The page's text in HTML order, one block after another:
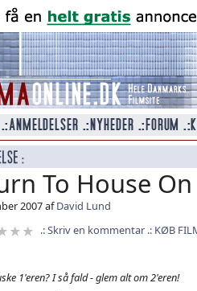
To House
2007 afDavid Lund
Skriv en kommentar
KØB
1'eren? I så fald - glem alt om 2'eren!